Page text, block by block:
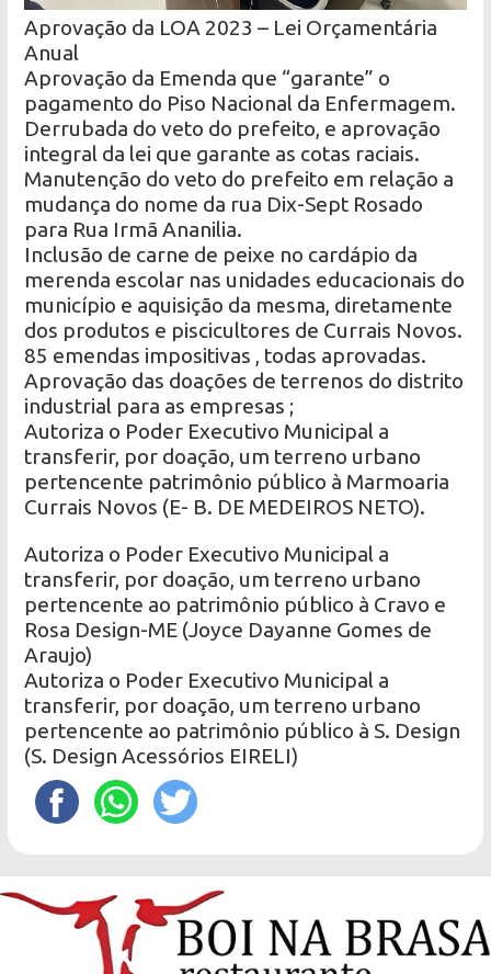
Aprovação da LOA 2023 – Lei Orçamentária
Anual
Aprovação da Emenda que “garante” o
pagamento do Piso Nacional da Enfermagem.
Derrubada do veto do prefeito, e aprovação
integral da lei que garante as cotas raciais.
Manutenção do veto do prefeito em relação a
mudança do nome da rua Dix-Sept Rosado
para Rua Irmã Ananilia.
Inclusão de carne de peixe no cardápio da
merenda escolar nas unidades educacionais do
município e aquisição da mesma, diretamente
dos produtos e piscicultores de Currais Novos.
85 emendas impositivas , todas aprovadas.
Aprovação das doações de terrenos do distrito
industrial para as empresas ;
Autoriza o Poder Executivo Municipal a
transferir, por doação, um terreno urbano
pertencente patrimônio público à Marmoaria
Currais Novos (E- B. DE MEDEIROS NETO).
Autoriza o Poder Executivo Municipal a
transferir, por doação, um terreno urbano
pertencente ao patrimônio público à Cravo e
Rosa Design-ME (Joyce Dayanne Gomes de
Araujo)
Autoriza o Poder Executivo Municipal a
transferir, por doação, um terreno urbano
pertencente ao patrimônio público à S. Design
(S. Design Acessórios EIRELI)